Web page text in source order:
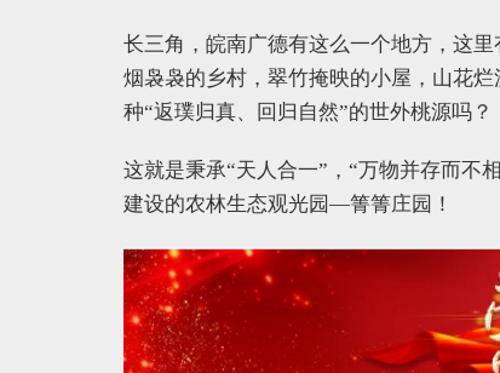
长三角，皖南广德有这么一个地方，这
烟袅袅的乡村，翠竹掩映的小屋，山花
种“返璞归真、回归自然”的世外桃源吗？
这就是秉承“天人合一”，“万物并存而不
建设的农林生态观光园—箐箐庄园！